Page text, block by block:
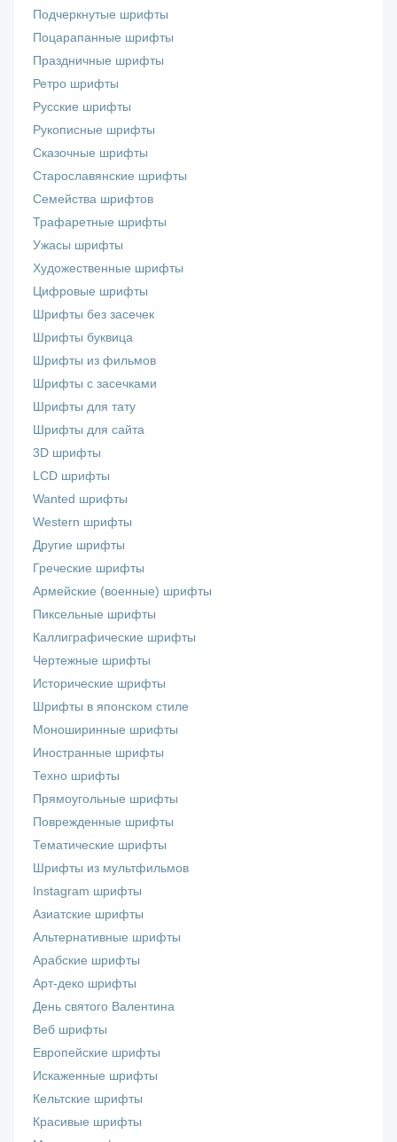
Подчеркнутые шрифты
Поцарапанные шрифты
Праздничные шрифты
Ретро шрифты
Русские шрифты
Рукописные шрифты
Сказочные шрифты
Старославянские шрифты
Семейства шрифтов
Трафаретные шрифты
Ужасы шрифты
Художественные шрифты
Цифровые шрифты
Шрифты без засечек
Шрифты буквица
Шрифты из фильмов
Шрифты с засечками
Шрифты для тату
Шрифты для сайта
3D шрифты
LCD шрифты
Wanted шрифты
Western шрифты
Другие шрифты
Греческие шрифты
Армейские (военные) шрифты
Пиксельные шрифты
Каллиграфические шрифты
Чертежные шрифты
Исторические шрифты
Шрифты в японском стиле
Моноширинные шрифты
Иностранные шрифты
Техно шрифты
Прямоугольные шрифты
Поврежденные шрифты
Тематические шрифты
Шрифты из мультфильмов
Instagram шрифты
Азиатские шрифты
Альтернативные шрифты
Арабские шрифты
Арт-деко шрифты
День святого Валентина
Веб шрифты
Европейские шрифты
Искаженные шрифты
Кельтские шрифты
Красивые шрифты